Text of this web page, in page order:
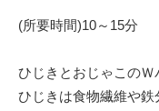
(所要時間)10～15分
ひじきとおじゃこのＷ
ひじきは食物繊維や